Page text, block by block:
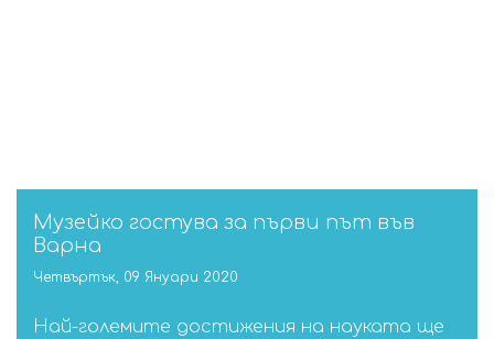
Музейко гостува за първи път във
Варна
Четвъртък, 09 Януари 2020
Най-големите достижения на науката ще